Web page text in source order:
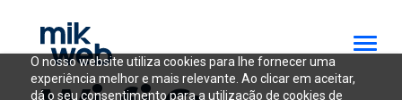
O nosso website utiliza cookies para lhe fornecer uma
experiência melhor e mais relevante. Ao clicar em aceitar,
dá o seu consentimento para a utilização de cookies de